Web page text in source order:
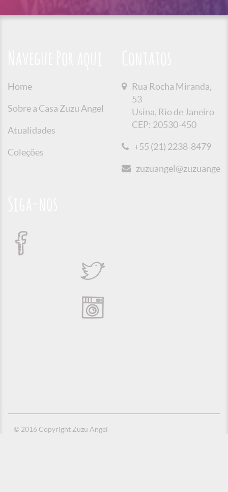
Home
Sobre a Casa Zuzu Angel
Atualidades
Coleções
Rua Rocha Miranda,
53
Usina, Rio de Janeiro
CEP: 20530-450
+55 (21) 2238-8479
© 2016 Copyright Zuzu Angel